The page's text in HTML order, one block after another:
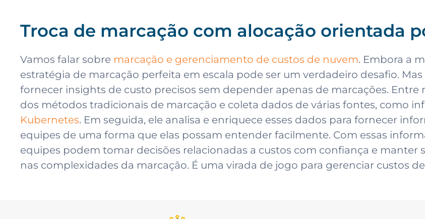
Troca de marcação com alocação orientada
Vamos falar sobre marcação e gerenciamento de custos de nuvem. Embora a
estratégia de marcação perfeita em escala pode ser um verdadeiro desafio.
fornecer insights de custo precisos sem depender apenas de marcações. Entre
dos métodos tradicionais de marcação e coleta dados de várias fontes, como
Kubernetes. Em seguida, ele analisa e enriquece esses dados para fornecer
equipes de uma forma que elas possam entender facilmente. Com essas
equipes podem tomar decisões relacionadas a custos com confiança e
nas complexidades da marcação. É uma virada de jogo para gerenciar custos